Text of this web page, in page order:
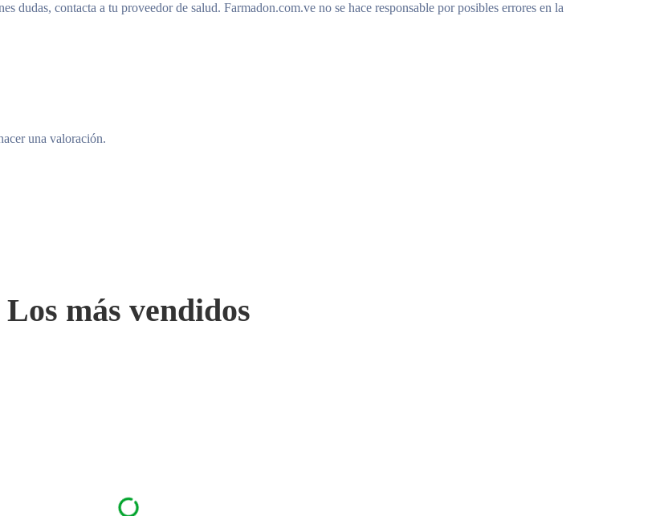
dudas, contacta a tu proveedor de salud. Farmadon.com.ve no se hace responsable por posibles errores en la
una valoración.
Los más vendidos